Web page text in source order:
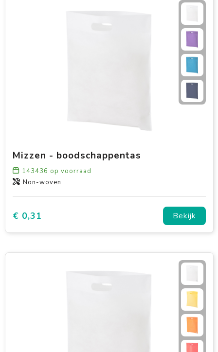
Mizzen - boodschappentas
143436 op voorraad
Non-woven
€ 0,31 Bekijk